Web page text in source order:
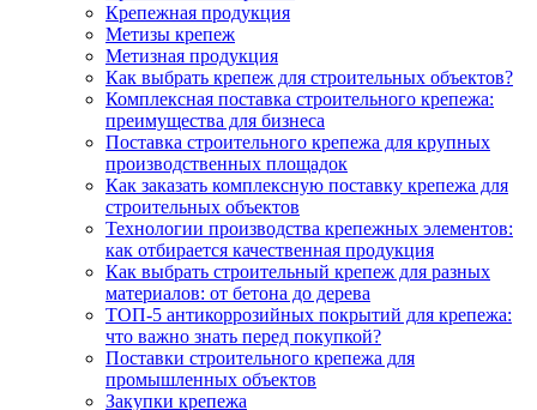
Крепежная продукция
Метизы крепеж
Метизная продукция
Как выбрать крепеж для строительных объектов?
Комплексная поставка строительного крепежа:
преимущества для бизнеса
Поставка строительного крепежа для крупных
производственных площадок
Как заказать комплексную поставку крепежа для
строительных объектов
Технологии производства крепежных элементов:
как отбирается качественная продукция
Как выбрать строительный крепеж для разных
материалов: от бетона до дерева
ТОП-5 антикоррозийных покрытий для крепежа:
что важно знать перед покупкой?
Поставки строительного крепежа для
промышленных объектов
Закупки крепежа